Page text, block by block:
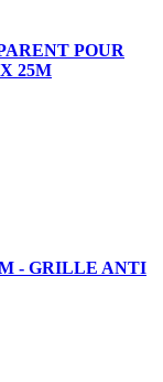
POUR
25M
- GRILLE ANTI